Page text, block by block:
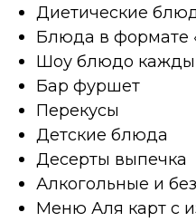
Диетические
Блюда в формате
Шоу блюдо
Бар фуршет
Перекусы
Детские блюда
Десерты выпечка
Алкогольные и
Меню Аля карт с